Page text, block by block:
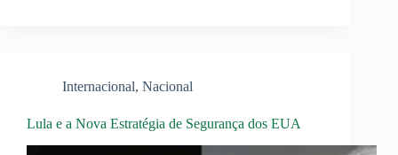
Internacional, Nacional
Lula e a Nova Estratégia de Segurança dos EUA